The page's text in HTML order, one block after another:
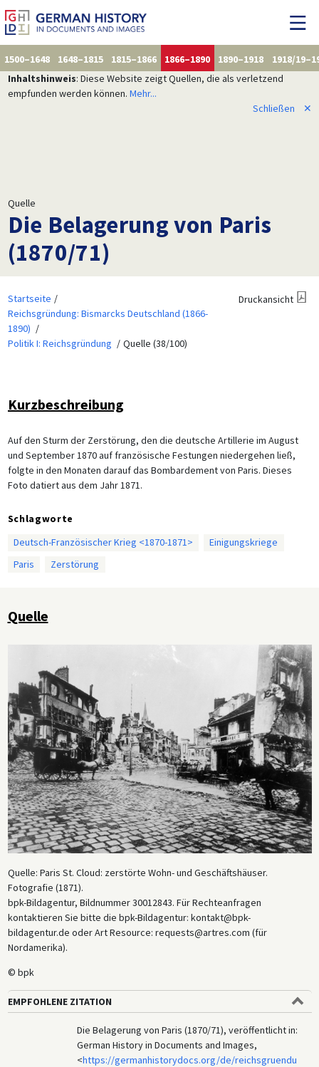
1500–1648 1648–1815 1815–1866 1866–1890 1890–1918
1918/
Inhaltshinweis: Diese Website zeigt Quellen, die als verletzend
empfunden werden können. Mehr...
Schließen
✕
Quelle
Die Belagerung von Paris
(1870/71)
Startseite
Reichsgründung: Bismarcks Deutschland (1866-
1890)
Politik I: Reichsgründung
Quelle (38/100)
Druckansicht
Kurzbeschreibung
Auf den Sturm der Zerstörung, den die deutsche Artillerie im August
und September 1870 auf französische Festungen niedergehen ließ,
folgte in den Monaten darauf das Bombardement von Paris. Dieses
Foto datiert aus dem Jahr 1871.
Schlagworte
Deutsch-Französischer Krieg <1870-1871>
Einigungskriege
Paris
Zerstörung
Quelle
Quelle: Paris St. Cloud: zerstörte Wohn- und Geschäftshäuser.
Fotografie (1871).
bpk-Bildagentur, Bildnummer 30012843. Für Rechteanfragen
kontaktieren Sie bitte die bpk-Bildagentur: kontakt@bpk-
bildagentur.de oder Art Resource: requests@artres.com (für
Nordamerika).
© bpk
EMPFOHLENE ZITATION
Die Belagerung von Paris (1870/71), veröffentlicht in:
German History in Documents and Images,
<https://germanhistorydocs.org/de/reichsgruendu